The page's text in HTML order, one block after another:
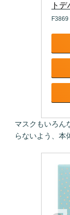
トデ
F3869
マスクもいろん
らないよう、本